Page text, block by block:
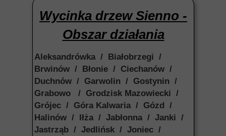
Wycinka drzew Sienno -
Obszar działania
Aleksandrówka / Białobrzegi /
Brwinów / Błonie / Ciechanów /
Duchnów / Garwolin / Gostynin /
Grabowo / Grodzisk Mazowiecki /
Grójec / Góra Kalwaria / Gózd /
Halinów / Iłża / Jabłonna / Janki /
Jastrząb / Jedlińsk / Joniec /